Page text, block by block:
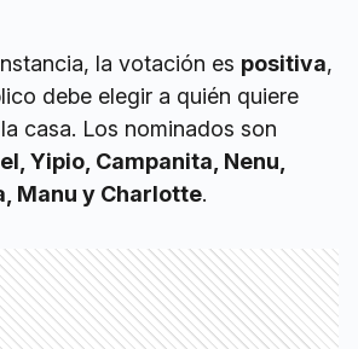
la votación es positiva,
debe elegir a quién quiere
casa. Los nominados son
Yipio, Campanita, Nenu,
Manu y Charlotte.